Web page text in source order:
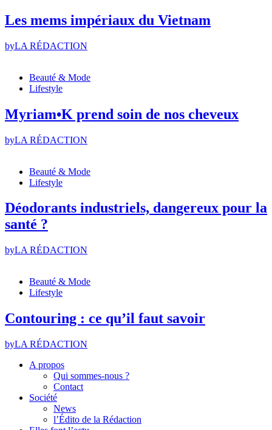
Les mems impériaux du Vietnam
byLA RÉDACTION
Beauté & Mode
Lifestyle
Myriam•K prend soin de nos cheveux
byLA RÉDACTION
Beauté & Mode
Lifestyle
Déodorants industriels, dangereux pour la
santé ?
byLA RÉDACTION
Beauté & Mode
Lifestyle
Contouring : ce qu’il faut savoir
byLA RÉDACTION
A propos
Qui sommes-nous ?
Contact
Société
News
l’Édito de la Rédaction